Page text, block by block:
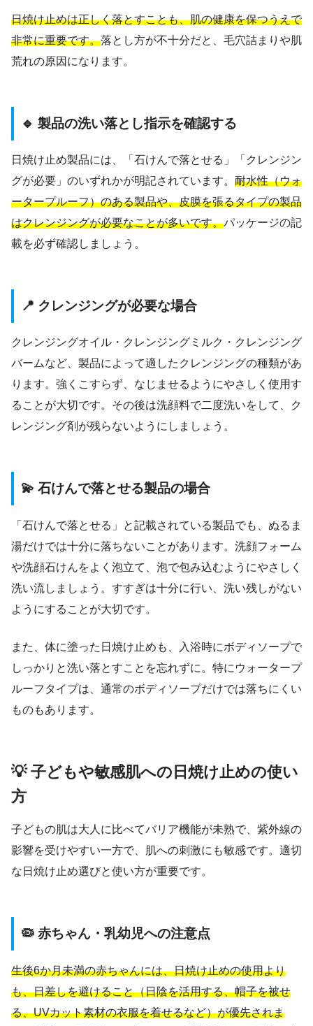
日焼け止めは正しく落とすことも、肌の健康を保つうえで
非常に重要です。落とし方が不十分だと、毛穴詰まりや肌
荒れの原因になります。
🔹 製品の洗い落とし指示を確認する
日焼け止め製品には、「石けんで落とせる」「クレンジン
グが必要」のいずれかが明記されています。 耐水性（ウォ
ータープルーフ）のある製品や、皮膜を張るタイプの製品
はクレンジングが必要なことが多いです。パッケージの記
載を必ず確認しましょう。
📍 クレンジングが必要な場合
クレンジングオイル・クレンジングミルク・クレンジング
バームなど、製品によって適したクレンジングの種類があ
ります。強くこすらず、なじませるようにやさしく使用す
ることが大切です。その後は洗顔料で二度洗いをして、ク
レンジング剤が残らないようにしましょう。
💫 石けんで落とせる製品の場合
「石けんで落とせる」と記載されている製品でも、ぬるま
湯だけでは十分に落ちないことがあります。洗顔フォーム
や洗顔石けんをよく泡立て、泡で包み込むようにやさしく
洗い流しましょう。すすぎは十分に行い、洗い残しがない
ようにすることが大切です。
また、体に塗った日焼け止めも、入浴時にボディソープで
しっかりと洗い落とすことを忘れずに。特にウォータープ
ルーフタイプは、通常のボディソープだけでは落ちにくい
ものもあります。
💡 子どもや敏感肌への日焼け止めの使い
方
子どもの肌は大人に比べてバリア機能が未熟で、紫外線の
影響を受けやすい一方で、肌への刺激にも敏感です。適切
な日焼け止め選びと使い方が重要です。
🦠 赤ちゃん・乳幼児への注意点
生後6か月未満の赤ちゃんには、日焼け止めの使用より
も、日差しを避けること（日陰を活用する、帽子を被せ
る、UVカット素材の衣服を着せるなど）が優先されま